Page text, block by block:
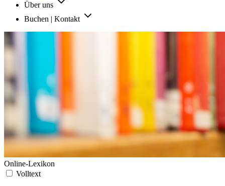
Über uns
Buchen | Kontakt
Online-Lexikon
Volltext